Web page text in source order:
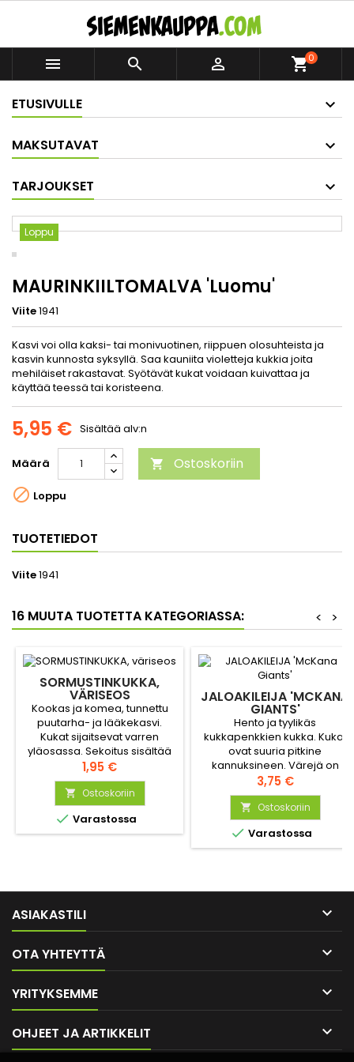
   shopping_cart0
ETUSIVULLE
MAKSUTAVAT
TARJOUKSET
Loppu
MAURINKIILTOMALVA 'Luomu'
Viite1941
Kasvi voi olla kaksi- tai monivuotinen, riippuen olosuhteista ja
kasvin kunnosta syksyllä. Saa kauniita violetteja kukkia joita
mehiläiset rakastavat. Syötävät kukat voidaan kuivattaa ja
käyttää teessä tai koristeena.
5,95 € Sisältää alv:n
Määrä  Ostoskoriin
 Loppu
TUOTETIEDOT
Viite1941
16 MUUTA TUOTETTA KATEGORIASSA: >
<
SORMUSTINKUKKA,
VÄRISEOS
Kookas ja komea, tunnettu
puutarha- ja lääkekasvi.
Kukat sijaitsevat varren
yläosassa. Sekoitus sisältää
roosan ja kellanvalkean
sävyjä, kukkien kaksivärisyys
vaihtelee.
Hinta
1,95 €
 Ostoskoriin
 Varastossa
JALOAKILEIJA 'MCKANA
GIANTS'
Hento ja tyylikäs
kukkapenkkien kukka. Kukat
ovat suuria pitkine
kannuksineen. Värejä on
useita. Monet kukat ovat
kaksivärisiä.
Hinta
3,75 €
 Ostoskoriin
 Varastossa
ASIAKASTILI 
OTA YHTEYTTÄ 
YRITYKSEMME 
OHJEET JA ARTIKKELIT 